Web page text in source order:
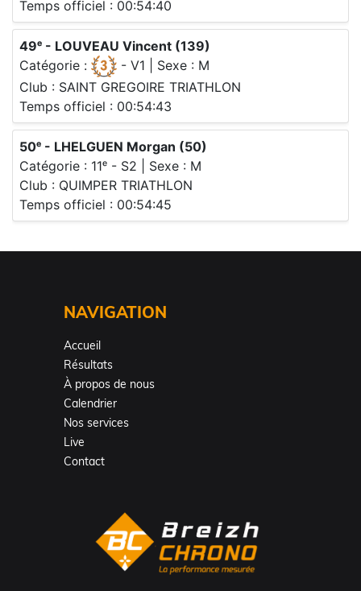
NAVIGATION
Accueil
Résultats
À propos de nous
Calendrier
Nos services
Live
Contact